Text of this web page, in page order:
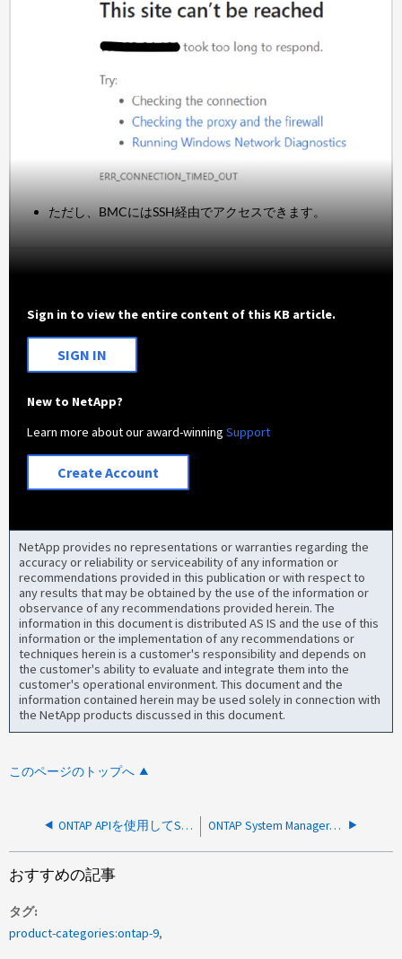
ただし、BMCにはSSH経由でアクセスできます。
Sign in to view the entire content of this KB article.
SIGN IN
New to NetApp?
Learn more about our award-winningSupport
Create Account
NetApp provides no representations or warranties regarding the
accuracy or reliability or serviceability of any information or
recommendations provided in this publication or with respect to
any results that may be obtained by the use of the information or
observance of any recommendations provided herein. The
information in this document is distributed AS IS and the use of this
information or the implementation of any recommendations or
techniques herein is a customer's responsibility and depends on
the customer's ability to evaluate and integrate them into the
customer's operational environment. This document and the
information contained herein may be used solely in connection with
the NetApp products discussed in this document.
このページのトップへ
ONTAP APIを使用してSystem Managerでボリュームを編集できない：エントリが存在しません（エラー：15661） ONTAP System Manager にアクセスできず、読み込みページで止まってしまう
おすすめの記事
タグ
product-categories:ontap-9